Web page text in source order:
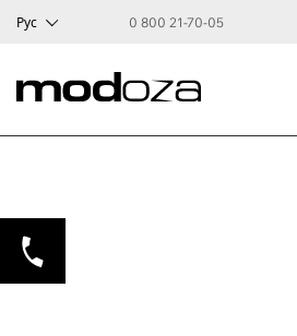
Рус 0 800 21-70-05